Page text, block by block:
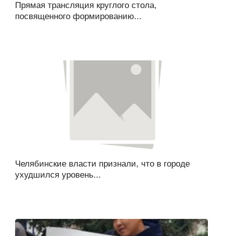
Прямая трансляция круглого стола,
посвященного формированию...
Челябинские власти признали, что в городе
ухудшился уровень...